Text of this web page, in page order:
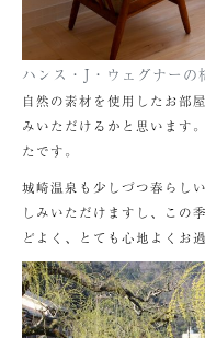
ハンス・J・ウェグナーの
自然の素材を使用したお部
みいただけるかと思います
たです。
城崎温泉も少しづつ春らし
しみいただけますし、この
どよく、とても心地よくお